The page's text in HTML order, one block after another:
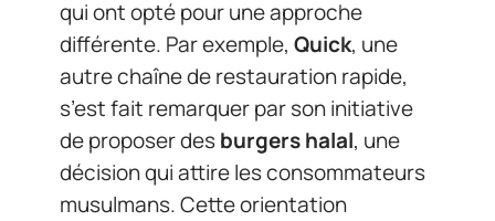
qui ont opté pour une approche
différente. Par exemple, Quick, une
autre chaîne de restauration rapide,
s’est fait remarquer par son initiative
de proposer desburgers halal, une
décision qui attire les consommateurs
musulmans. Cette orientation